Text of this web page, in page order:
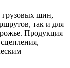
грузовых шин,
так и для
Продукция